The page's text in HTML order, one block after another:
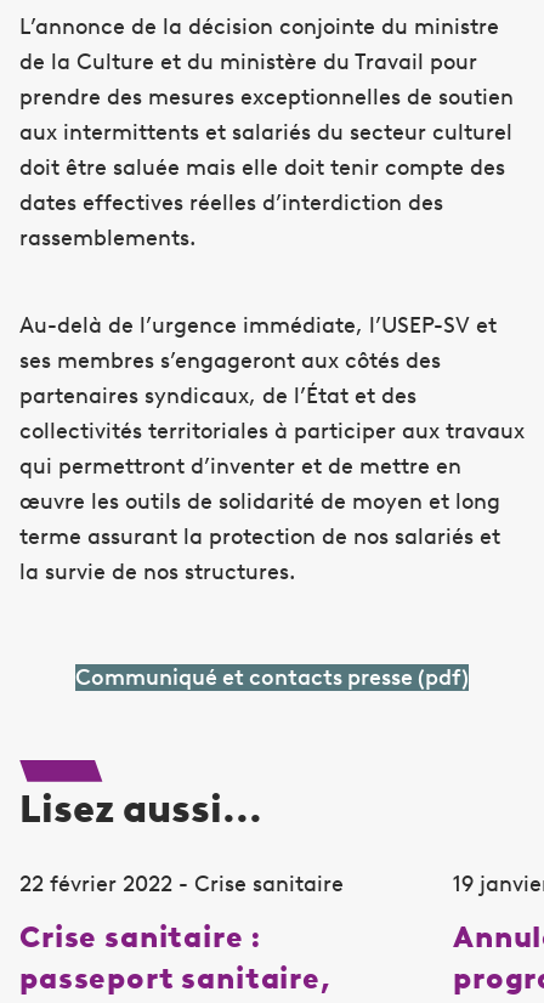
L’annonce de la décision conjointe du ministre
de la Culture et du ministère du Travail pour
prendre des mesures exceptionnelles de soutien
aux intermittents et salariés du secteur culturel
doit être saluée mais elle doit tenir compte des
dates effectives réelles d’interdiction des
rassemblements.
Au-delà de l’urgence immédiate, l’USEP-SV et
ses membres s’engageront aux côtés des
partenaires syndicaux, de l’État et des
collectivités territoriales à participer aux travaux
qui permettront d’inventer et de mettre en
œuvre les outils de solidarité de moyen et long
terme assurant la protection de nos salariés et
la survie de nos structures.
Communiqué et contacts presse (pdf)
Lisez aussi...
22 février 2022 - Crise sanitaire
Crise sanitaire :
passeport sanitaire,
19